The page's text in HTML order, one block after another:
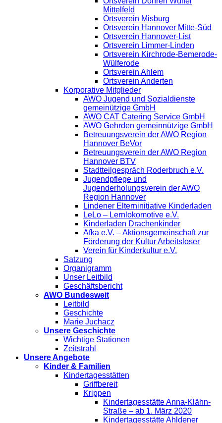
Mittelfeld
Ortsverein Misburg
Ortsverein Hannover Mitte-Süd
Ortsverein Hannover-List
Ortsverein Limmer-Linden
Ortsverein Kirchrode-Bemerode-
Wülferode
Ortsverein Ahlem
Ortsverein Anderten
Korporative Mitglieder
AWO Jugend und Sozialdienste
gemeinützige GmbH
AWO CAT Catering Service GmbH
AWO Gehrden gemeinnützige GmbH
Betreuungsverein der AWO Region
Hannover BeVor
Betreuungsverein der AWO Region
Hannover BTV
Stadtteilgespräch Roderbruch e.V.
Jugendpflege und
Jugenderholungsverein der AWO
Region Hannover
Lindener Elterninitiative Kinderladen
LeLo – Lernlokomotive e.V.
Kinderladen Drachenkinder
Afka e.V. – Aktionsgemeinschaft zur
Förderung der Kultur Arbeitsloser
Verein für Kinderkultur e.V.
Satzung
Organigramm
Unser Leitbild
Geschäftsbericht
AWO Bundesweit
Leitbild
Geschichte
Marie Juchacz
Unsere Geschichte
Wichtige Stationen
Zeitstrahl
Unsere Angebote
Kinder & Familien
Kindertagesstätten
Griffbereit
Krippen
Kindertagesstätte Anna-Klähn-
Straße – ab 1. März 2020
Kindertagesstätte Ahldener